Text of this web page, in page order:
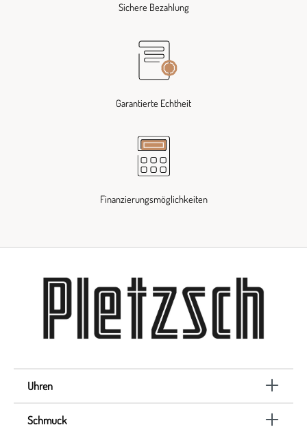
Sichere Bezahlung
Garantierte Echtheit
Finanzierungsmöglichkeiten
Uhren
Schmuck